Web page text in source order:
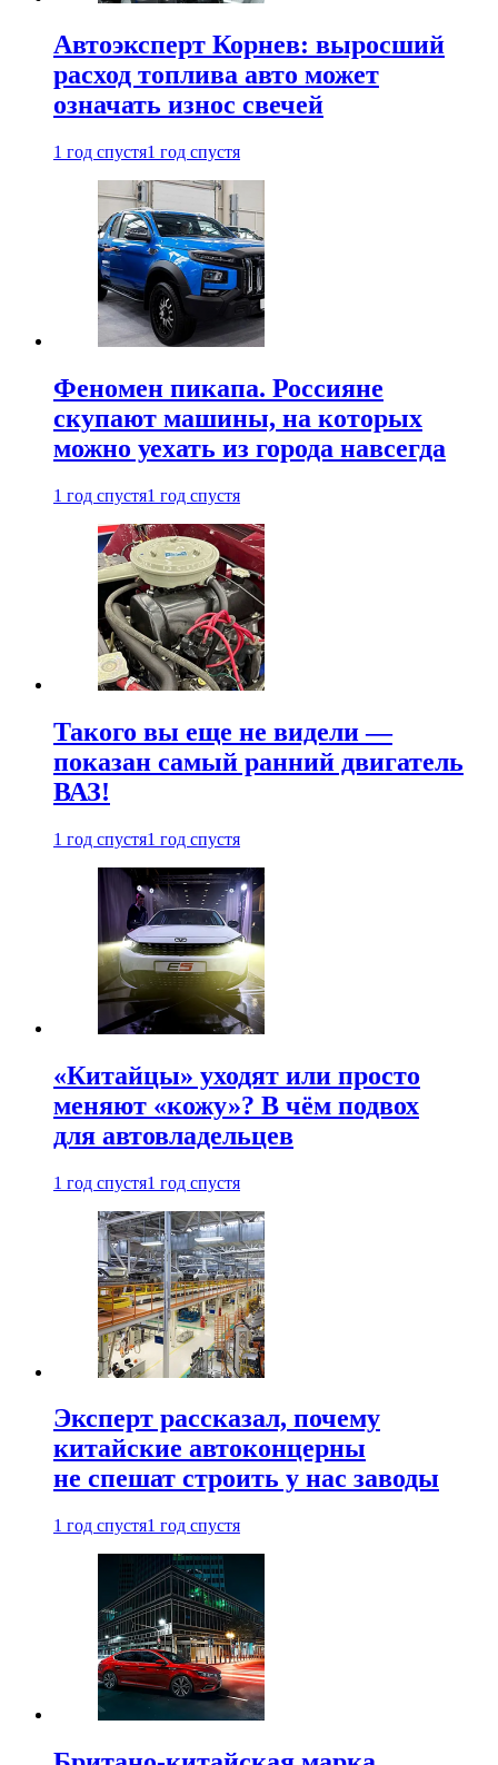
Автоэксперт Корнев: выросший
расход топлива авто может
означать износ свечей
1 год спустя1 год спустя
Феномен пикапа. Россияне
скупают машины, на которых
можно уехать из города навсегда
1 год спустя1 год спустя
Такого вы еще не видели —
показан самый ранний двигатель
ВАЗ!
1 год спустя1 год спустя
«Китайцы» уходят или просто
меняют «кожу»? В чём подвох
для автовладельцев
1 год спустя1 год спустя
Эксперт рассказал, почему
китайские автоконцерны
не спешат строить у нас заводы
1 год спустя1 год спустя